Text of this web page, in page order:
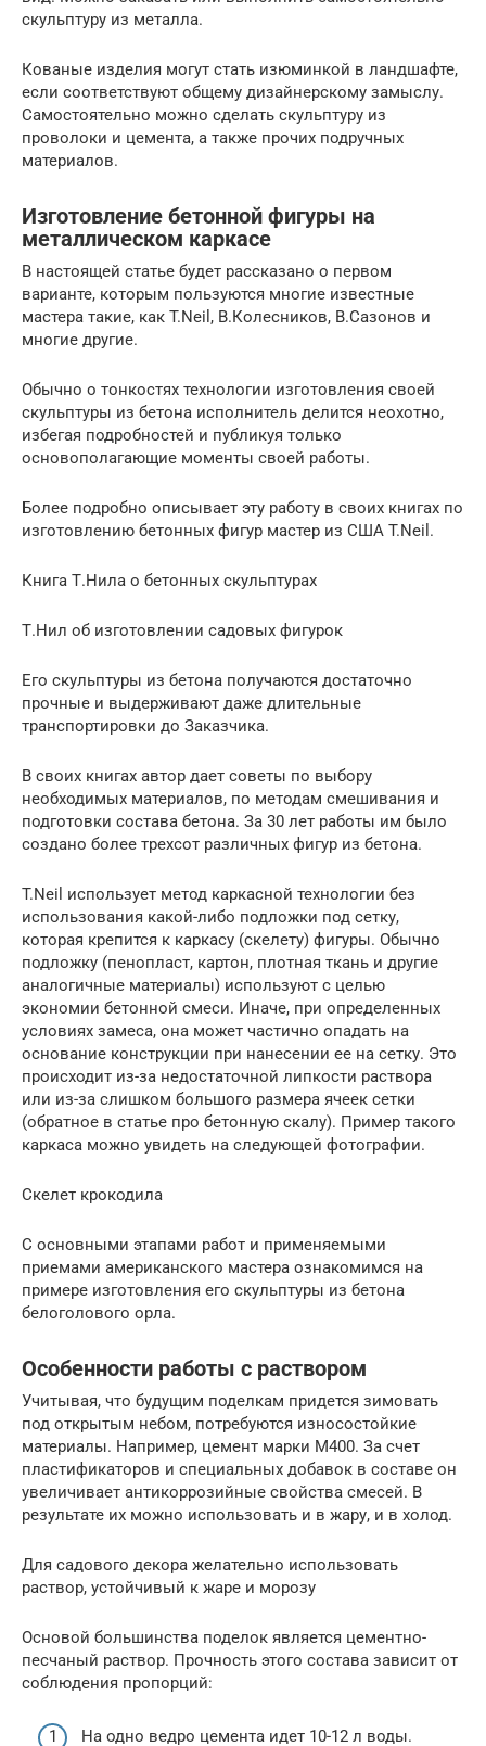
скульптуру из металла.
Кованые изделия могут стать изюминкой в ландшафте,
если соответствуют общему дизайнерскому замыслу.
Самостоятельно можно сделать скульптуру из
проволоки и цемента, а также прочих подручных
материалов.
Изготовление бетонной фигуры на
металлическом каркасе
В настоящей статье будет рассказано о первом
варианте, которым пользуются многие известные
мастера такие, как T.Neil, В.Колесников, В.Сазонов и
многие другие.
Обычно о тонкостях технологии изготовления своей
скульптуры из бетона исполнитель делится неохотно,
избегая подробностей и публикуя только
основополагающие моменты своей работы.
Более подробно описывает эту работу в своих книгах по
изготовлению бетонных фигур мастер из США T.Neil.
Книга Т.Нила о бетонных скульптурах
Т.Нил об изготовлении садовых фигурок
Его скульптуры из бетона получаются достаточно
прочные и выдерживают даже длительные
транспортировки до Заказчика.
В своих книгах автор дает советы по выбору
необходимых материалов, по методам смешивания и
подготовки состава бетона. За 30 лет работы им было
создано более трехсот различных фигур из бетона.
T.Neil использует метод каркасной технологии без
использования какой-либо подложки под сетку,
которая крепится к каркасу (скелету) фигуры. Обычно
подложку (пенопласт, картон, плотная ткань и другие
аналогичные материалы) используют с целью
экономии бетонной смеси. Иначе, при определенных
условиях замеса, она может частично опадать на
основание конструкции при нанесении ее на сетку. Это
происходит из-за недостаточной липкости раствора
или из-за слишком большого размера ячеек сетки
(обратное в статье про бетонную скалу). Пример такого
каркаса можно увидеть на следующей фотографии.
Скелет крокодила
С основными этапами работ и применяемыми
приемами американского мастера ознакомимся на
примере изготовления его скульптуры из бетона
белоголового орла.
Особенности работы с раствором
Учитывая, что будущим поделкам придется зимовать
под открытым небом, потребуются износостойкие
материалы. Например, цемент марки М400. За счет
пластификаторов и специальных добавок в составе он
увеличивает антикоррозийные свойства смесей. В
результате их можно использовать и в жару, и в холод.
Для садового декора желательно использовать
раствор, устойчивый к жаре и морозу
Основой большинства поделок является цементно-
песчаный раствор. Прочность этого состава зависит от
соблюдения пропорций:
На одно ведро цемента идет 10-12 л воды.